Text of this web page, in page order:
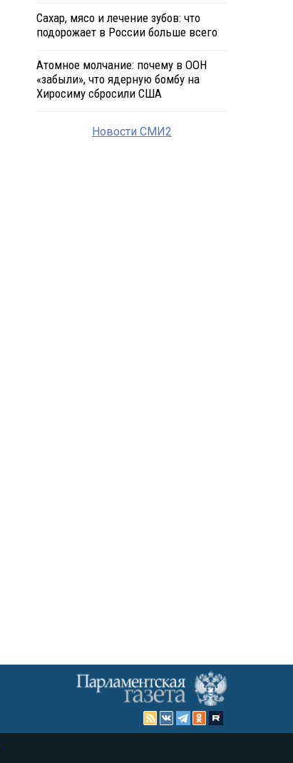
Сахар, мясо и лечение зубов: что
подорожает в России больше всего
Атомное молчание: почему в ООН
«забыли», что ядерную бомбу на
Хиросиму сбросили США
Новости СМИ2